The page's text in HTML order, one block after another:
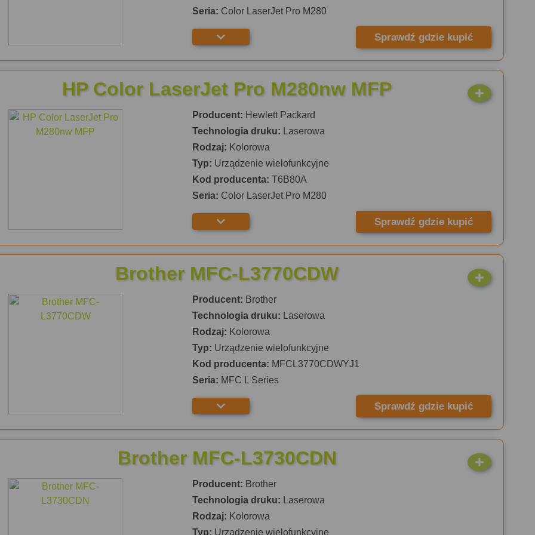
Seria: Color LaserJet Pro M280
Sprawdź gdzie kupić
HP Color LaserJet Pro M280nw MFP
Producent: Hewlett Packard
Technologia druku: Laserowa
Rodzaj: Kolorowa
Typ: Urządzenie wielofunkcyjne
Kod producenta: T6B80A
Seria: Color LaserJet Pro M280
Sprawdź gdzie kupić
Brother MFC-L3770CDW
Producent: Brother
Technologia druku: Laserowa
Rodzaj: Kolorowa
Typ: Urządzenie wielofunkcyjne
Kod producenta: MFCL3770CDWYJ1
Seria: MFC L Series
Sprawdź gdzie kupić
Brother MFC-L3730CDN
Producent: Brother
Technologia druku: Laserowa
Rodzaj: Kolorowa
Typ: Urządzenie wielofunkcyjne